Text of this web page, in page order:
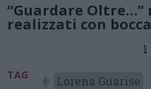
“Guardare
realizzati con
TAG Lorena Guarise